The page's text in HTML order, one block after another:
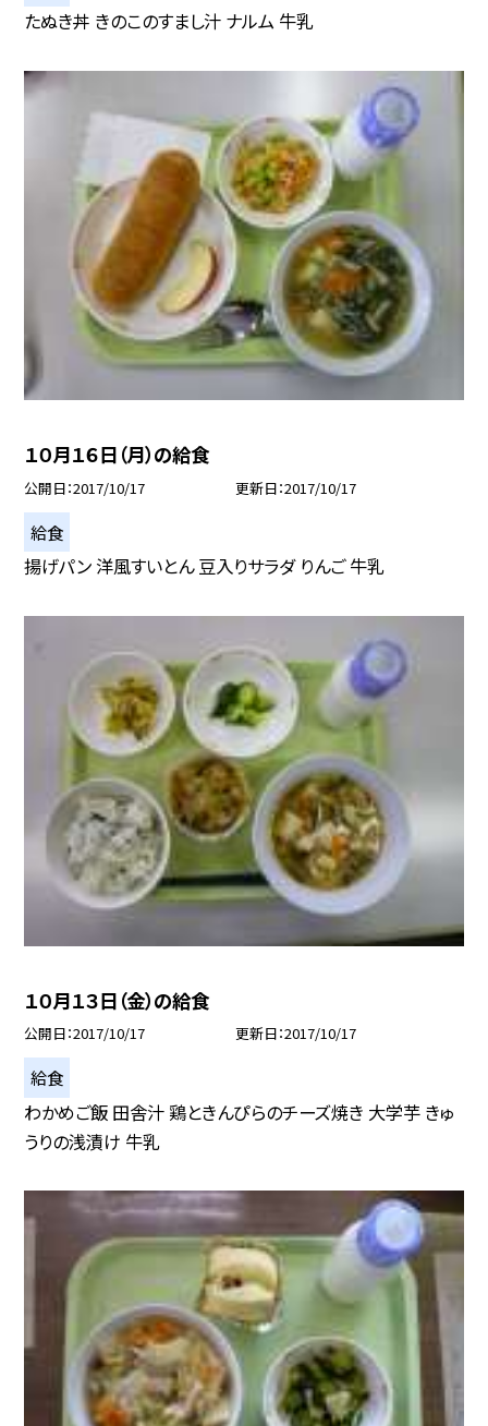
たぬき丼 きのこのすまし汁 ナルム 牛乳
１０月１６日（月）の給食
公開日 2017/10/17 更新日 2017/10/17
給食
揚げパン 洋風すいとん 豆入りサラダ りんご 牛乳
１０月１３日（金）の給食
公開日 2017/10/17 更新日 2017/10/17
給食
わかめご飯 田舎汁 鶏ときんぴらのチーズ焼き 大学芋 きゅ
うりの浅漬け 牛乳